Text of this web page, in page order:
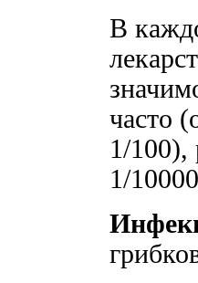
В
часто
1/100),
1/